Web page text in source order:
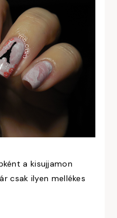
a kisujjamon
csak ilyen mellékes